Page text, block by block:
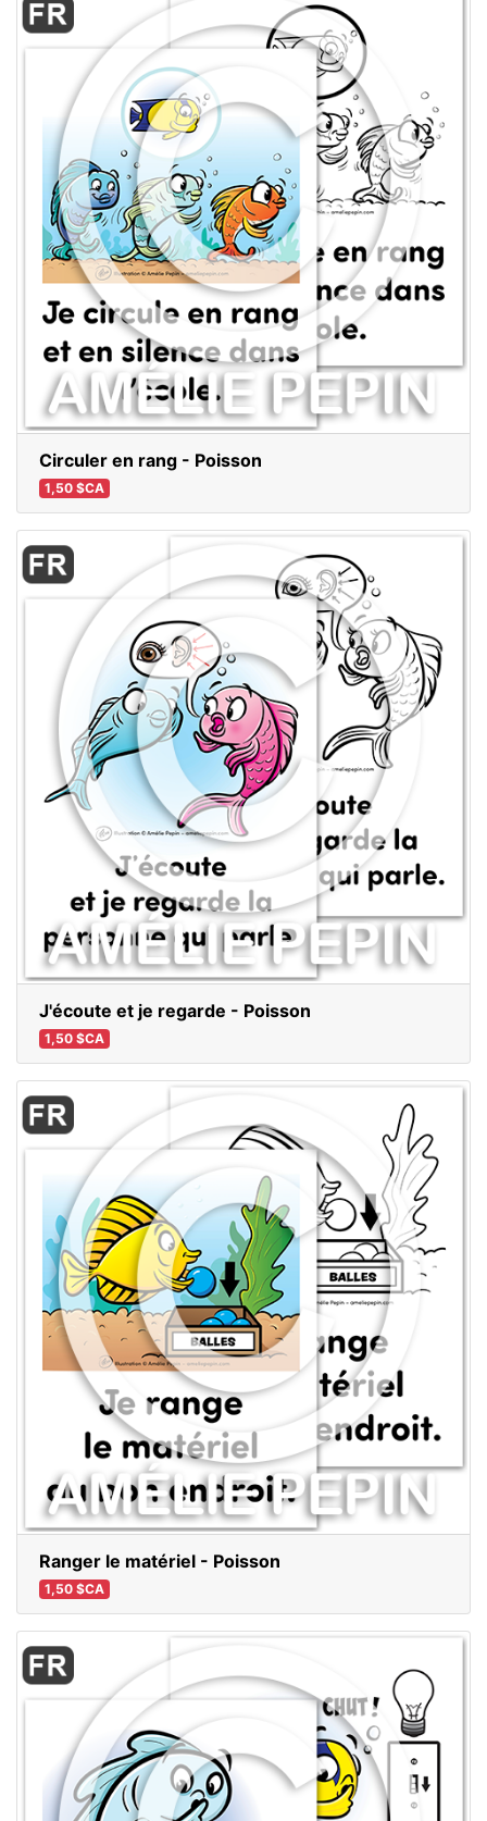
Circuler en rang - Poisson
1,50 $CA
J'écoute et je regarde - Poisson
1,50 $CA
Ranger le matériel - Poisson
1,50 $CA